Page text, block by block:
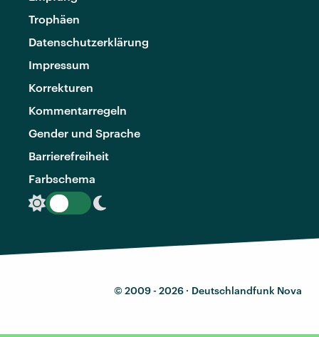
Trophäen
Datenschutzerklärung
Impressum
Korrekturen
Kommentarregeln
Gender und Sprache
Barrierefreiheit
Farbschema
© 2009 - 2026 · Deutschlandfunk Nova